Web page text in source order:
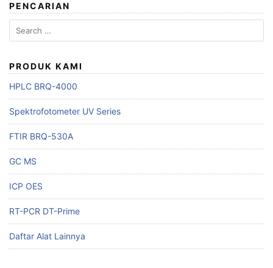
PENCARIAN
Search
for:
PRODUK KAMI
HPLC BRQ-4000
Spektrofotometer UV Series
FTIR BRQ-530A
GC MS
ICP OES
RT-PCR DT-Prime
Daftar Alat Lainnya